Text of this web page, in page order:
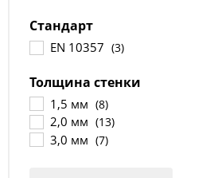
76,1 мм
85 мм (1)
104 мм (2)
108 мм
129 мм (2)
Стандарт
EN 10357 (3)
Толщина стенки
1,5 мм (8)
2,0 мм (13)
3,0 мм (7)